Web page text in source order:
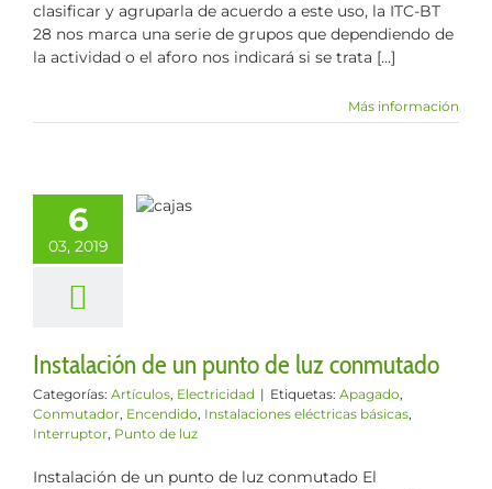
clasificar y agruparla de acuerdo a este uso, la ITC-BT
28 nos marca una serie de grupos que dependiendo de
la actividad o el aforo nos indicará si se trata [...]
Más información
6
03, 2019
de luz
Electricidad
Instalación de un punto de luz conmutado
Categorías: Artículos, Electricidad | Etiquetas: Apagado,
Conmutador, Encendido, Instalaciones eléctricas básicas,
Interruptor, Punto de luz
Instalación de un punto de luz conmutado El